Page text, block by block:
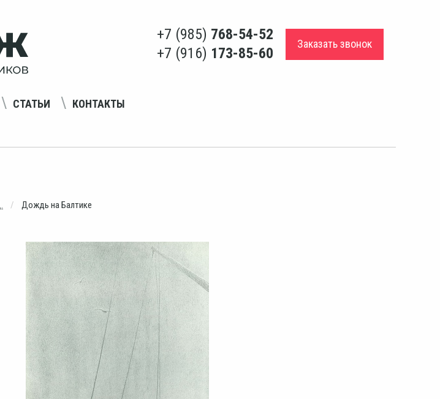
+7 (985) 768-54-52
+7 (916) 173-85-60
Заказать звонок
СТАТЬИ КОНТАКТЫ
Дождь на Балтике